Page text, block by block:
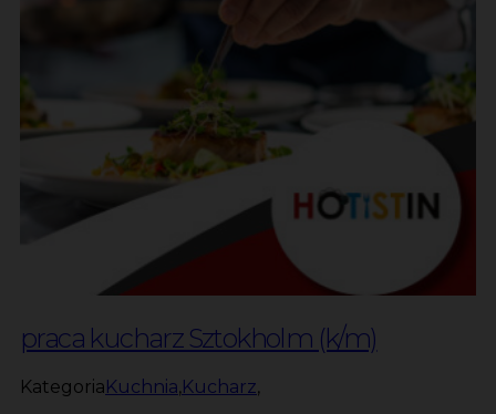
praca kucharz Sztokholm (k/m)
Kategoria Kuchnia,Kucharz,